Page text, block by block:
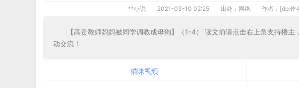
**小说 2021-03-10 02:25 出处：网络 作者：[db:作
【高贵教师妈妈被同学调教成母狗】（1-4） 读文前请点击右上角支持楼
动交流！
猫咪视频